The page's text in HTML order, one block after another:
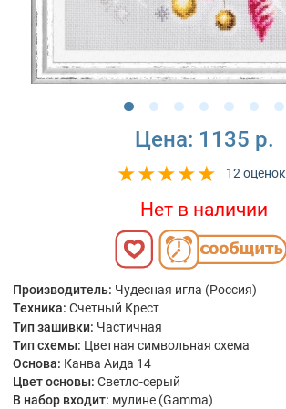
Цена: 1135 р.
12 оценок
Нет в наличии
Производитель: Чудесная игла (Россия)
Техника: Счетный Крест
Тип зашивки: Частичная
Тип схемы: Цветная символьная схема
Основа: Канва Аида 14
Цвет основы: Светло-серый
В набор входит: мулине (Gamma)